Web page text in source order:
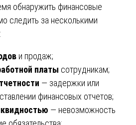
обнаружить финансовые
следить за несколькими
и продаж;
платы сотрудникам;
— задержки или
финансовых отчетов;
— невозможность